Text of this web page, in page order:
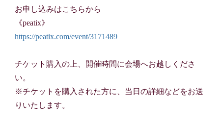
お申し込みはこちらから
《peatix》
https://peatix.com/event/3171489
チケット購入の上、開催時間に会場へお越しくださ
い。
※チケットを購入された方に、当日の詳細などをお送
りいたします。